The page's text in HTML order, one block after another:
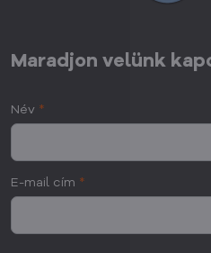
Maradjon velünk
Név *
E-mail cím *